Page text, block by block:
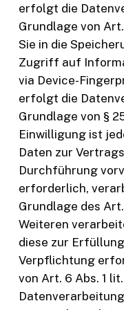
erfolgt die
Grundlage von
Sie in die
Zugriff auf
via Device-
erfolgt die
Grundlage von §
Einwilligung ist
Daten zur
Durchführung
erforderlich,
Grundlage des Art.
Weiteren
diese zur
Verpflichtung
von Art. 6 Abs. 1 lit.